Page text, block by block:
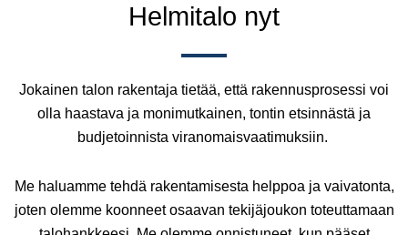
Helmitalo nyt
Jokainen talon rakentaja tietää, että rakennusprosessi voi
olla haastava ja monimutkainen, tontin etsinnästä ja
budjetoinnista viranomaisvaatimuksiin.
Me haluamme tehdä rakentamisesta helppoa ja vaivatonta,
joten olemme koonneet osaavan tekijäjoukon toteuttamaan